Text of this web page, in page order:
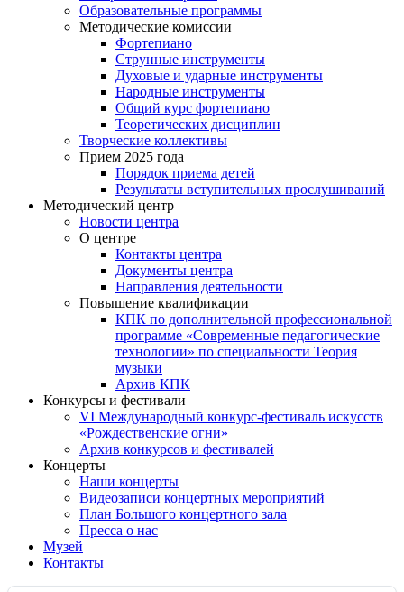
Образовательные программы
Методические комиссии
Фортепиано
Струнные инструменты
Духовые и ударные инструменты
Народные инструменты
Общий курс фортепиано
Теоретических дисциплин
Творческие коллективы
Прием 2025 года
Порядок приема детей
Результаты вступительных прослушиваний
Методический центр
Новости центра
О центре
Контакты центра
Документы центра
Направления деятельности
Повышение квалификации
КПК по дополнительной профессиональной
программе «Современные педагогические
технологии» по специальности Теория
музыки
Архив КПК
Конкурсы и фестивали
VI Международный конкурс-фестиваль искусств
«Рождественские огни»
Архив конкурсов и фестивалей
Концерты
Наши концерты
Видеозаписи концертных мероприятий
План Большого концертного зала
Пресса о нас
Музей
Контакты